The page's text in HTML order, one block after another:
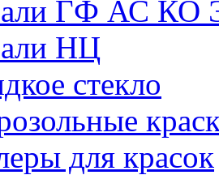
ГФ АС КО
НЦ
стекло
для красок